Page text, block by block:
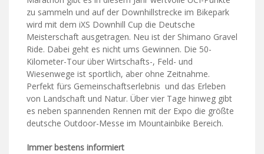
zu sammeln und auf der Downhillstrecke im Bikepark
wird mit dem iXS Downhill Cup die Deutsche
Meisterschaft ausgetragen. Neu ist der Shimano Gravel
Ride. Dabei geht es nicht ums Gewinnen. Die 50-
Kilometer-Tour über Wirtschafts-, Feld- und
Wiesenwege ist sportlich, aber ohne Zeitnahme.
Perfekt fürs Gemeinschaftserlebnis und das Erleben
von Landschaft und Natur. Über vier Tage hinweg gibt
es neben spannenden Rennen mit der Expo die größte
deutsche Outdoor-Messe im Mountainbike Bereich.
Immer bestens informiert